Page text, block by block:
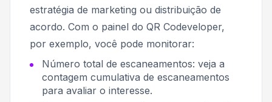
estratégia de marketing ou distribuição de
acordo. Com o painel do QR Codeveloper,
por exemplo, você pode monitorar:
Número total de escaneamentos: veja a
contagem cumulativa de escaneamentos
para avaliar o interesse.